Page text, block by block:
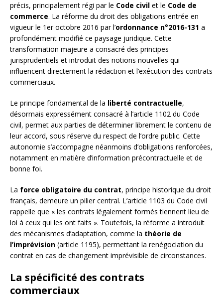
précis, principalement régi par le Code civil et le Code de
commerce. La réforme du droit des obligations entrée en
vigueur le 1er octobre 2016 par l’ordonnance n°2016-131 a
profondément modifié ce paysage juridique. Cette
transformation majeure a consacré des principes
jurisprudentiels et introduit des notions nouvelles qui
influencent directement la rédaction et l’exécution des contrats
commerciaux.
Le principe fondamental de la liberté contractuelle,
désormais expressément consacré à l’article 1102 du Code
civil, permet aux parties de déterminer librement le contenu de
leur accord, sous réserve du respect de l’ordre public. Cette
autonomie s’accompagne néanmoins d’obligations renforcées,
notamment en matière d’information précontractuelle et de
bonne foi.
La force obligatoire du contrat, principe historique du droit
français, demeure un pilier central. L’article 1103 du Code civil
rappelle que « les contrats légalement formés tiennent lieu de
loi à ceux qui les ont faits ». Toutefois, la réforme a introduit
des mécanismes d’adaptation, comme la théorie de
l’imprévision (article 1195), permettant la renégociation du
contrat en cas de changement imprévisible de circonstances.
La spécificité des contrats
commerciaux